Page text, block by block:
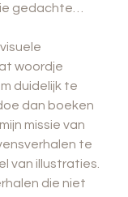
gedachte…
woordje
duidelijk te
dan boeken
missie van
te
van illustraties.
die niet